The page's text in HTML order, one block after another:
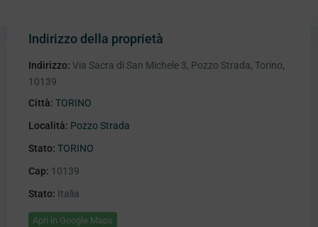
Indirizzo della proprietà
Indirizzo: Via Sacra di San Michele 3, Pozzo Strada, Torino,
10139
Città: TORINO
Località: Pozzo Strada
Stato: TORINO
Cap: 10139
Stato: Italia
Apri in Google Maps